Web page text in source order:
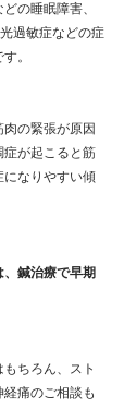
の睡眠障害、
過敏症などの症
。
の緊張が原因
症が起こると筋
になりやすい傾
鍼治療で早期
ちろん、スト
痛のご相談も